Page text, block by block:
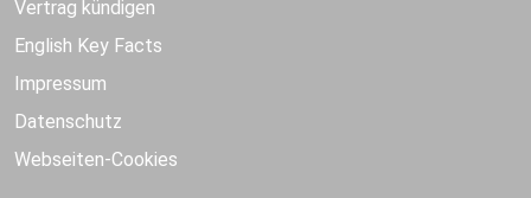
Vertrag kündigen
English Key Facts
Impressum
Datenschutz
Webseiten-Cookies